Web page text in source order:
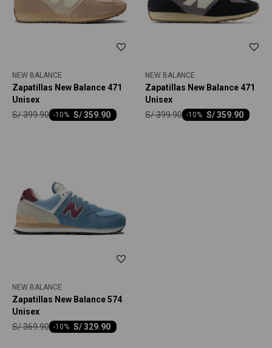
NEW BALANCE
Zapatillas New Balance 471
Unisex
S/359.90
-10
S/399.90
NEW BALANCE
Zapatillas New Balance 471
Unisex
S/359.90
-10
S/399.90
NEW BALANCE
Zapatillas New Balance 574
Unisex
S/329.90
-10
S/369.90